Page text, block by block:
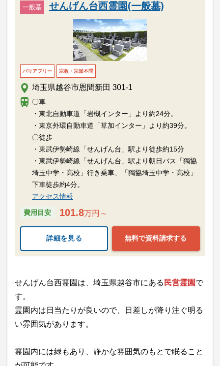
一般墓 せんげん台西霊園(一般墓)
バリアフリー 宗教・宗派不問
埼玉県越谷市恩間新田 301-1
〇車
・東北自動車道「岩槻インター」より約24分。
・東京外環自動車道「草加インター」より約39分。
〇徒歩
・東武伊勢崎線「せんげん台」駅より徒歩約15分
・東武伊勢崎線「せんげん台」駅より朝日バス「獨協
埼玉中学・高校」行き乗車、「獨協埼玉中学・高校」
下車徒歩約4分。
アクセス情報
費用目安 101.8万円～
詳細を見る 無料で資料請求する
せんげん台西霊園は、埼玉県越谷市にある 民営霊園で
す。
霊園内は日当たりが良いので、日差しが降り注ぐ明る
い雰囲気があります。
霊園内には緑もあり、静かな雰囲気のもとで眠ること